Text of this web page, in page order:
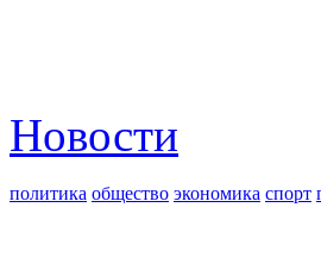
Новости
политика общество экономика спорт